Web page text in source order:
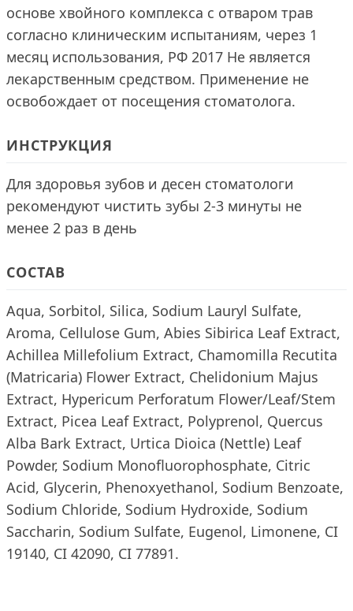
основе хвойного комплекса с отваром трав
согласно клиническим испытаниям, через 1
месяц использования, РФ 2017 Не является
лекарственным средством. Применение не
освобождает от посещения стоматолога.
ИНСТРУКЦИЯ
Для здоровья зубов и десен стоматологи
рекомендуют чистить зубы 2-3 минуты не
менее 2 раз в день
СОСТАВ
Aqua, Sorbitol, Silica, Sodium Lauryl Sulfate,
Aroma, Cellulose Gum, Abies Sibirica Leaf Extract,
Achillea Millefolium Extract, Chamomilla Recutita
(Matricaria) Flower Extract, Chelidonium Majus
Extract, Hypericum Perforatum Flower/Leaf/Stem
Extract, Picea Leaf Extract, Polyprenol, Quercus
Alba Bark Extract, Urtica Dioica (Nettle) Leaf
Powder, Sodium Monofluorophosphate, Citric
Acid, Glycerin, Phenoxyethanol, Sodium Benzoate,
Sodium Chloride, Sodium Hydroxide, Sodium
Saccharin, Sodium Sulfate, Eugenol, Limonene, CI
19140, CI 42090, CI 77891.